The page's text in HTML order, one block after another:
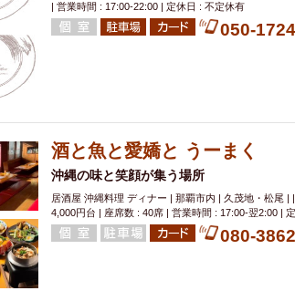
| 営業時間 : 17:00-22:00 | 定休日 : 不定休有
050-
酒と魚と愛嬌と うーまく
沖縄の味と笑顔が集う場所
居酒屋 沖縄料理 ディナー | 那覇市内 | 久茂地・松尾 |
4,000円台 | 座席数 : 40席 | 営業時間 : 17:00-翌2:00 |
080-